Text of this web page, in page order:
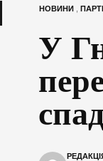
НОВИНИ,
У